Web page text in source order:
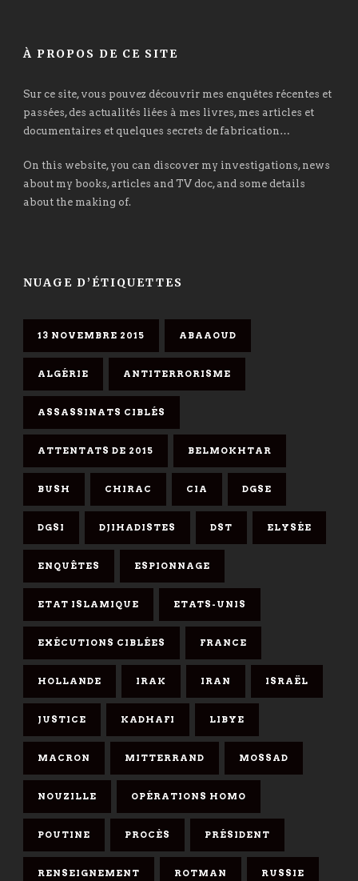
À PROPOS DE CE SITE
Sur ce site, vous pouvez découvrir mes enquêtes récentes et
passées, des actualités liées à mes livres, mes articles et
documentaires et quelques secrets de fabrication…
On this website, you can discover my investigations, news
about my books, articles and TV doc, and some details
about the making of.
NUAGE D’ÉTIQUETTES
13 NOVEMBRE 2015 ABAAOUD
ALGÉRIE ANTITERRORISME
ASSASSINATS CIBLÉS
ATTENTATS DE 2015 BELMOKHTAR
BUSH CHIRAC CIA DGSE
DGSI DJIHADISTES DST ELYSÉE
ENQUÊTES ESPIONNAGE
ETAT ISLAMIQUE ETATS-UNIS
EXÉCUTIONS CIBLÉES FRANCE
HOLLANDE IRAK IRAN ISRAËL
JUSTICE KADHAFI LIBYE
MACRON MITTERRAND MOSSAD
NOUZILLE OPÉRATIONS HOMO
POUTINE PROCÈS PRÉSIDENT
RENSEIGNEMENT ROTMAN RUSSIE